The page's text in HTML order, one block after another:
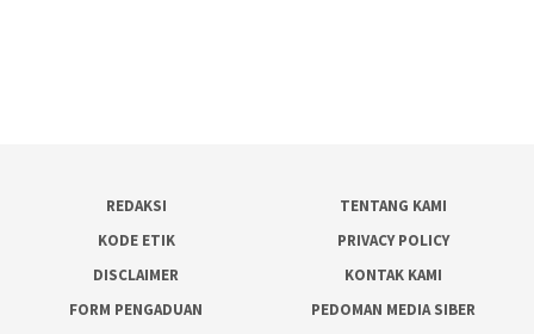
REDAKSI
TENTANG KAMI
KODE ETIK
PRIVACY POLICY
DISCLAIMER
KONTAK KAMI
FORM PENGADUAN
PEDOMAN MEDIA SIBER